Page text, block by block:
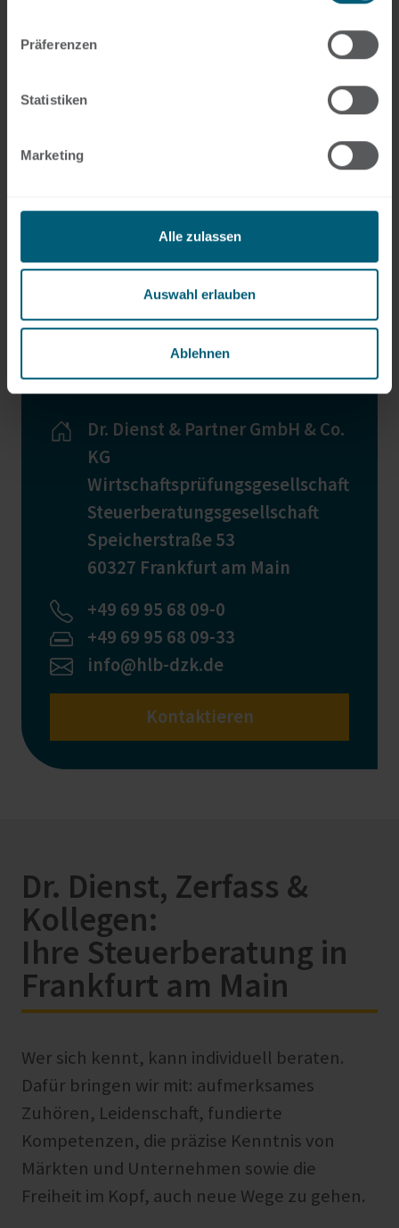
Präferenzen
Statistiken
Marketing
Alle zulassen
Auswahl erlauben
Ablehnen
kay.zerfass@hlb-dzk.de
Dr. Dienst & Partner GmbH & Co.
KG
Wirtschaftsprüfungsgesellschaft
Steuerberatungsgesellschaft
Speicherstraße 53
60327 Frankfurt am Main
+49 69 95 68 09-0
+49 69 95 68 09-33
info@hlb-dzk.de
Kontaktieren
Dr. Dienst, Zerfass &
Kollegen:
Ihre Steuerberatung in
Frankfurt am Main
Wer sich kennt, kann individuell beraten.
Dafür bringen wir mit: aufmerksames
Zuhören, Leidenschaft, fundierte
Kompetenzen, die präzise Kenntnis von
Märkten und Unternehmen sowie die
Freiheit im Kopf, auch neue Wege zu gehen.